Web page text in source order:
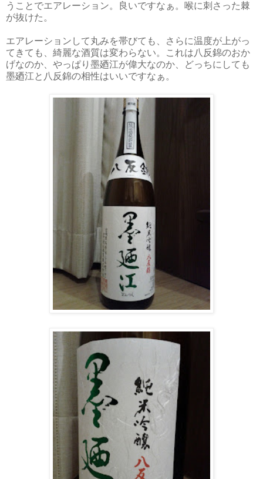
うことでエアレーション。良いですなぁ。喉に刺さった棘
が抜けた。
エアレーションして丸みを帯びても、さらに温度が上がっ
てきても、綺麗な酒質は変わらない。これは八反錦のおか
げなのか、やっぱり墨廼江が偉大なのか、どっちにしても
墨廼江と八反錦の相性はいいですなぁ。